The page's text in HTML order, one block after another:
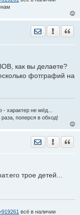
Отправить
как вы делаете?
фотграфий на
характер не мёд...
поперся в обход!
Отправить
трое детей...
всё в наличии